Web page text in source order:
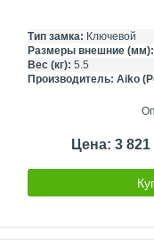
Тип замка: Ключевой
Размеры внешние (мм):
Вес (кг): 5.5
Производитель: Aiko
Цена: 3